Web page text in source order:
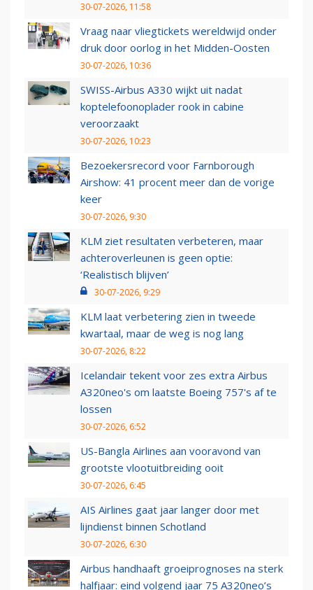
30-07-2026, 11:58
Vraag naar vliegtickets wereldwijd onder
druk door oorlog in het Midden-Oosten
30-07-2026, 10:36
SWISS-Airbus A330 wijkt uit nadat
koptelefoonoplader rook in cabine
veroorzaakt
30-07-2026, 10:23
Bezoekersrecord voor Farnborough
Airshow: 41 procent meer dan de vorige
keer
30-07-2026, 9:30
KLM ziet resultaten verbeteren, maar
achteroverleunen is geen optie:
‘Realistisch blijven’
30-07-2026, 9:29
KLM laat verbetering zien in tweede
kwartaal, maar de weg is nog lang
30-07-2026, 8:22
Icelandair tekent voor zes extra Airbus
A320neo's om laatste Boeing 757's af te
lossen
30-07-2026, 6:52
US-Bangla Airlines aan vooravond van
grootste vlootuitbreiding ooit
30-07-2026, 6:45
AIS Airlines gaat jaar langer door met
lijndienst binnen Schotland
30-07-2026, 6:30
Airbus handhaaft groeiprognoses na sterk
halfjaar: eind volgend jaar 75 A320neo’s